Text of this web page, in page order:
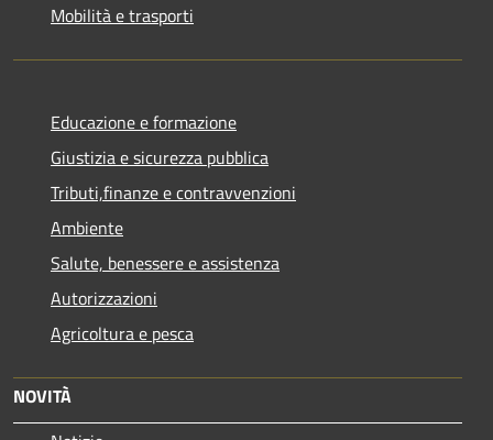
Mobilità e trasporti
Educazione e formazione
Giustizia e sicurezza pubblica
Tributi,finanze e contravvenzioni
Ambiente
Salute, benessere e assistenza
Autorizzazioni
Agricoltura e pesca
NOVITÀ